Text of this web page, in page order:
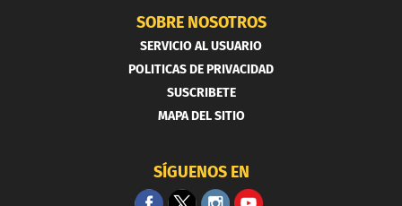
SOBRE NOSOTROS
SERVICIO AL USUARIO
POLITICAS DE PRIVACIDAD
SUSCRIBETE
MAPA DEL SITIO
SÍGUENOS EN